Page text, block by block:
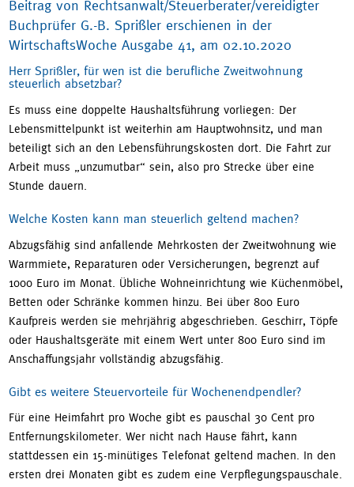
Beitrag von Rechtsanwalt/Steuerberater/vereidigter
Buchprüfer G.-B. Sprißler erschienen in der
WirtschaftsWoche Ausgabe 41, am 02.10.2020
Herr Sprißler, für wen ist die berufliche Zweitwohnung
steuerlich absetzbar?
Es muss eine doppelte Haushaltsführung vorliegen: Der
Lebensmittelpunkt ist weiterhin am Hauptwohnsitz, und man
beteiligt sich an den Lebensführungskosten dort. Die Fahrt zur
Arbeit muss „unzumutbar“ sein, also pro Strecke über eine
Stunde dauern.
Welche Kosten kann man steuerlich geltend machen?
Abzugsfähig sind anfallende Mehrkosten der Zweitwohnung wie
Warmmiete, Reparaturen oder Versicherungen, begrenzt auf
1000 Euro im Monat. Übliche Wohneinrichtung wie Küchenmöbel,
Betten oder Schränke kommen hinzu. Bei über 800 Euro
Kaufpreis werden sie mehrjährig abgeschrieben. Geschirr, Töpfe
oder Haushaltsgeräte mit einem Wert unter 800 Euro sind im
Anschaffungsjahr vollständig abzugsfähig.
Gibt es weitere Steuervorteile für Wochenendpendler?
Für eine Heimfahrt pro Woche gibt es pauschal 30 Cent pro
Entfernungskilometer. Wer nicht nach Hause fährt, kann
stattdessen ein 15-minütiges Telefonat geltend machen. In den
ersten drei Monaten gibt es zudem eine Verpflegungspauschale.